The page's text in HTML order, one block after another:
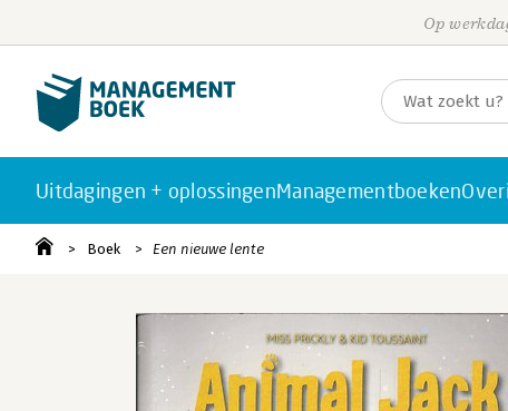
Op
Uitdagingen + oplossingenManagementboeken
Boek Een nieuwe lente